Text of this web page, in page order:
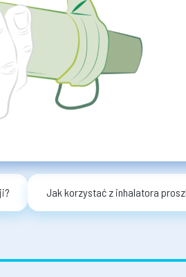
Jak korzystać z inhalatora